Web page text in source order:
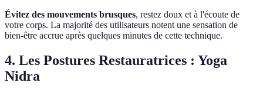
Évitez des mouvements brusques, restez doux et à l'écoute de
votre corps. La majorité des utilisateurs notent une sensation de
bien-être accrue après quelques minutes de cette technique.
4. Les Postures Restauratrices : Yoga
Nidra